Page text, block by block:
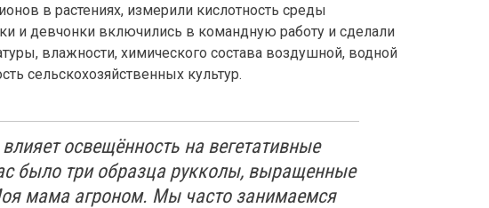
в растениях, измерили кислотность среды
и девчонки включились в командную работу и сделали
влажности, химического состава воздушной, водной
сельскохозяйственных культур.
освещённость на вегетативные
было три образца рукколы, выращенные
мама агроном. Мы часто занимаемся